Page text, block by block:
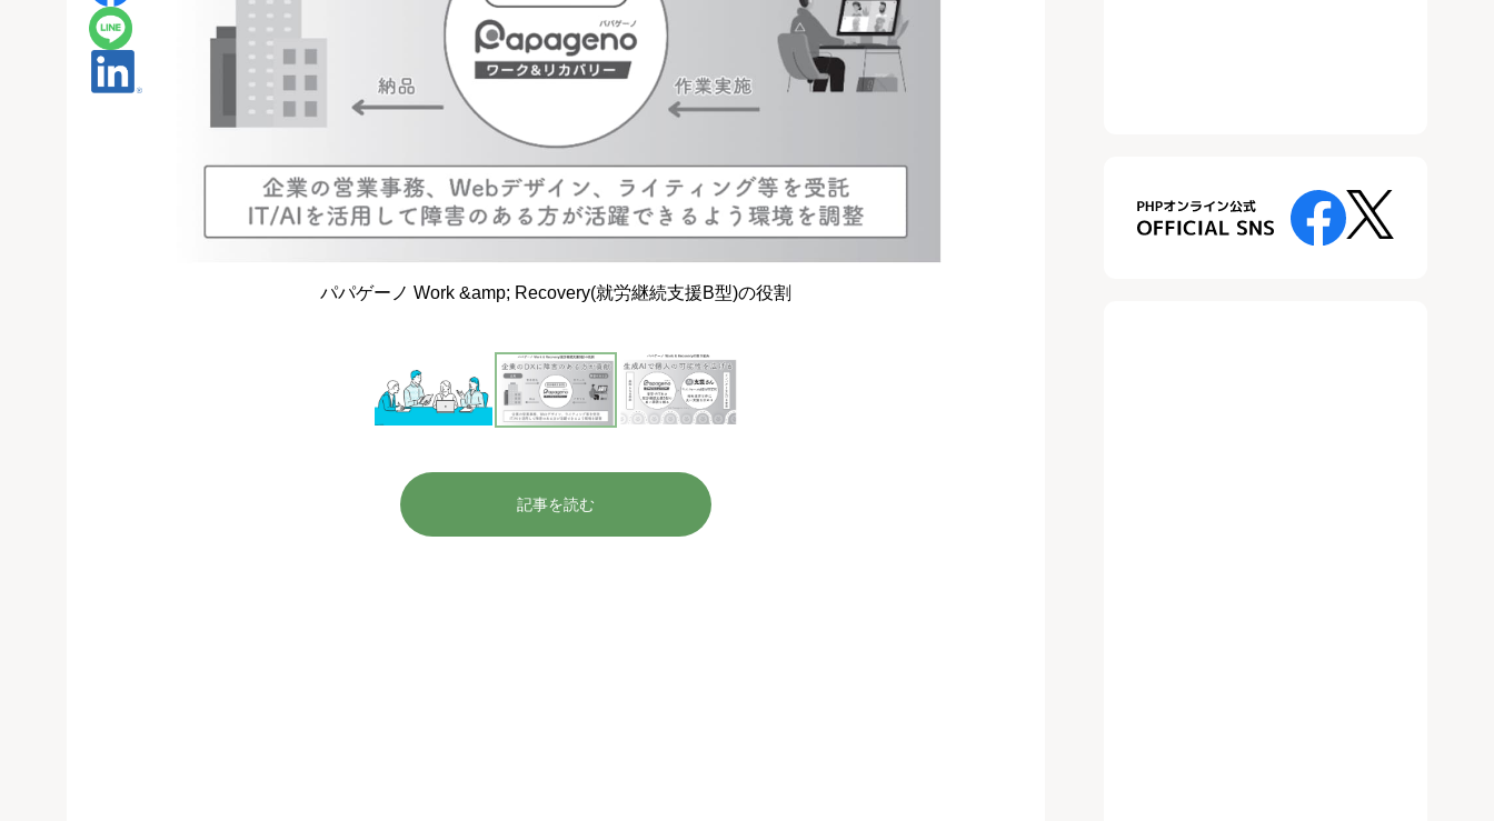
パパゲーノ Work &amp; Recovery(就労継続支援B型)の役割
記事を読む